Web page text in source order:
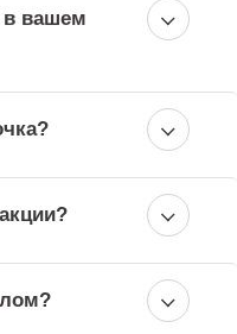
в вашем